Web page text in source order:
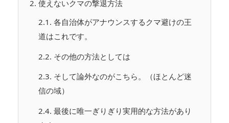
2. 使えないクマの撃退方法
2.1. 各自治体がアナウンスするクマ避けの王
道はこれです。
2.2. その他の方法としては
2.3. そして論外なのがこちら。（ほとんど迷
信の域）
2.4. 最後に唯一ぎりぎり実用的な方法があり